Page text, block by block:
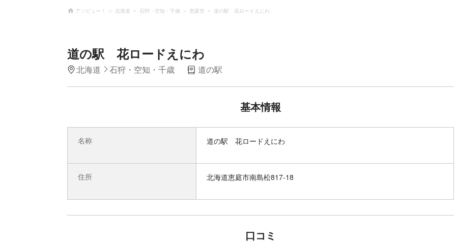
アソビュー！ 北海道 石狩・空知・千歳 恵庭市 道の駅 花ロードえにわ
道の駅 花ロードえにわ
北海道 石狩・空知・千歳 道の駅
基本情報
名称 道の駅 花ロードえにわ
住所 北海道恵庭市南島松817-18
口コミ